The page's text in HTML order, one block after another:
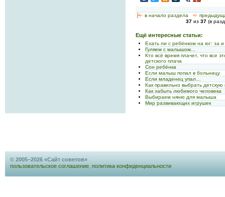
[<— в начало раздела <-
37из 37(в
Ещё интересные статьи:
Ехать ли с ребёнком на юг: за и
Гуляем с малышом...
Кто всё время плачет, что все
детского плача
Сон ребёнка
Если малыш попал в больницу
Если младенец упал…
Как правильно выбрать детскую
Как забыть любимого человека
Выбираем няню для малыша
Мир развивающих игрушек
© 2005–2026 «Сайт советов»
пользовательское соглашение политика конфиденциальности